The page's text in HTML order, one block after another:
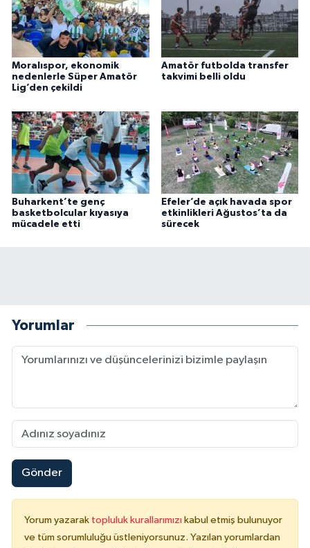
Moralıspor, ekonomik
nedenlerle Süper Amatör
Lig’den çekildi
Amatör futbolda transfer
takvimi belli oldu
Buharkent’te genç
basketbolcular kıyasıya
mücadele etti
Efeler’de açık havada spor
etkinlikleri Ağustos’ta da
sürecek
Yorumlar
Gönder
Yorum yazarak topluluk kurallarımızı kabul etmiş bulunuyor
ve tüm sorumluluğu üstleniyorsunuz. Yazılan yorumlardan